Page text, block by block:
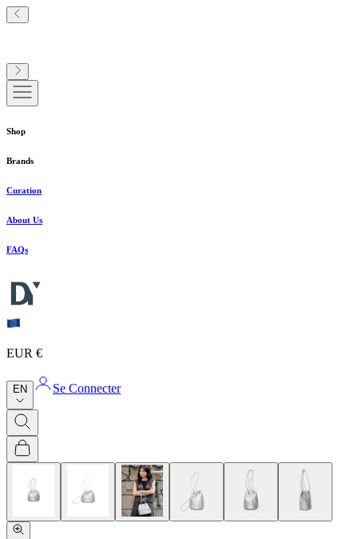
Shop
Brands
Curation
About Us
FAQs
EUR €
EN Se Connecter